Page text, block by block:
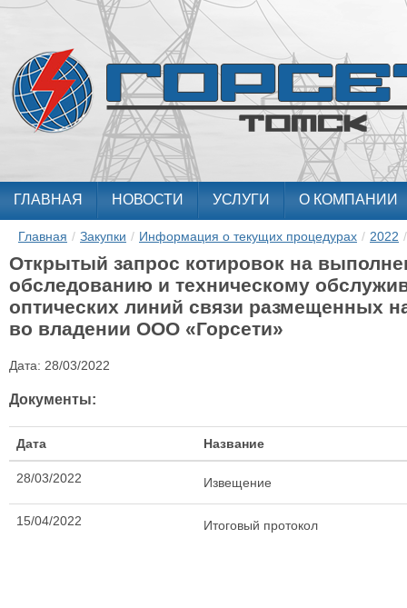
ГЛАВНАЯ НОВОСТИ УСЛУГИ О КОМПАНИИ
Главная / Закупки / Информация о текущих процедурах / 2022 /
Открытый запрос котировок на
обследованию и техническому
оптических линий связи размещенных
во владении ООО «Горсети»
Дата: 28/03/2022
Документы:
Дата Название
28/03/2022 Извещение
15/04/2022 Итоговый протокол